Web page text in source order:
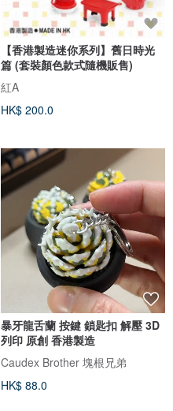
【香港製造迷你系列】舊日時光
篇 (套裝顏色款式隨機販售)
紅A
HK$ 200.0
暴牙龍舌蘭 按鍵 鎖匙扣 解壓 3D
列印 原創 香港製造
Caudex Brother 塊根兄弟
HK$ 88.0